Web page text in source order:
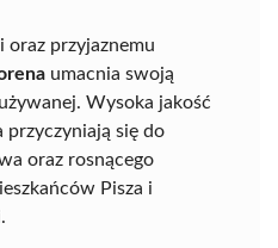
oraz przyjaznemu
umacnia swoją
Wysoka jakość
przyczyniają się do
oraz rosnącego
Pisza i